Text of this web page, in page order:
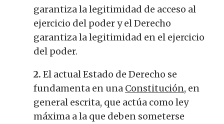
garantiza la legitimidad de acceso al
ejercicio del poder y el Derecho
garantiza la legitimidad en el ejercicio
del poder.
2. El actual Estado de Derecho se
fundamenta en una Constitución, en
general escrita, que actúa como ley
máxima a la que deben someterse